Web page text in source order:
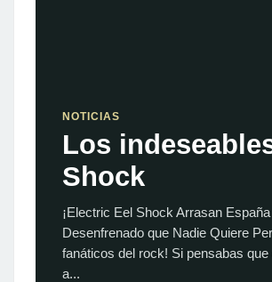
NOTICIAS
Los
Shock
¡Electric Eel Shock Arrasan
Desenfrenado que Nadie Quiere
fanáticos del rock! Si pensabas
a...